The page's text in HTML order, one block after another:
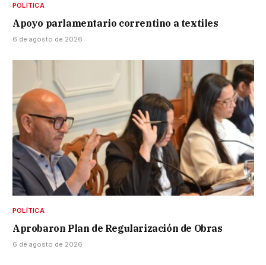
POLÍTICA
Apoyo parlamentario correntino a textiles
6 de agosto de 2026
POLÍTICA
Aprobaron Plan de Regularización de Obras
6 de agosto de 2026